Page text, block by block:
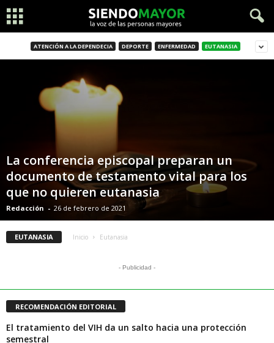
ATENCIÓN A LA DEPENDECIA DEPORTE ENFERMEDAD EUTANASIA
La conferencia episcopal preparan un
documento de testamento vital para los
que no quieren eutanasia
Redacción - 26 de febrero de 2021
EUTANASIA Inicio Eutanasia
- Publicidad -
RECOMENDACIÓN EDITORIAL
El tratamiento del VIH da un salto hacia una protección
semestral